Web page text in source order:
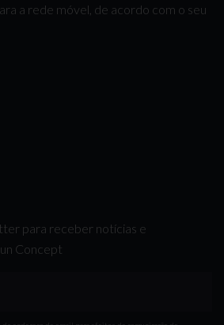
a rede móvel, de acordo com o seu
para receber notícias e
Concept